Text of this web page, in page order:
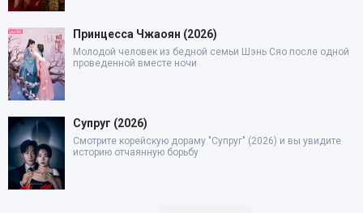
Принцесса Чжаоян (2026)
Молодой человек из бедной семьи Шэнь Сяо после одной
проведенной вместе ночи
Супруг (2026)
Смотрите корейскую дораму "Супруг" (2026) и вы увидите
историю отчаянную борьбу